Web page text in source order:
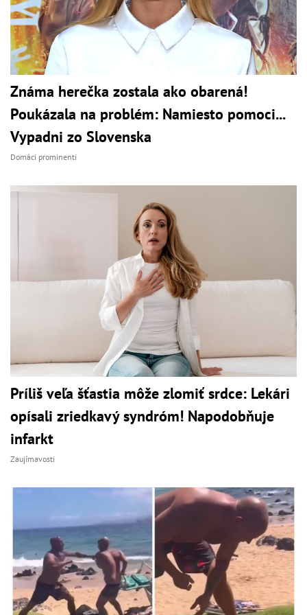
Známa herečka zostala ako obarená!
Poukázala na problém: Namiesto pomoci...
Vypadni zo Slovenska
Domáci prominenti
Príliš veľa šťastia môže zlomiť srdce: Lekári
opísali zriedkavý syndróm! Napodobňuje
infarkt
Zaujímavosti